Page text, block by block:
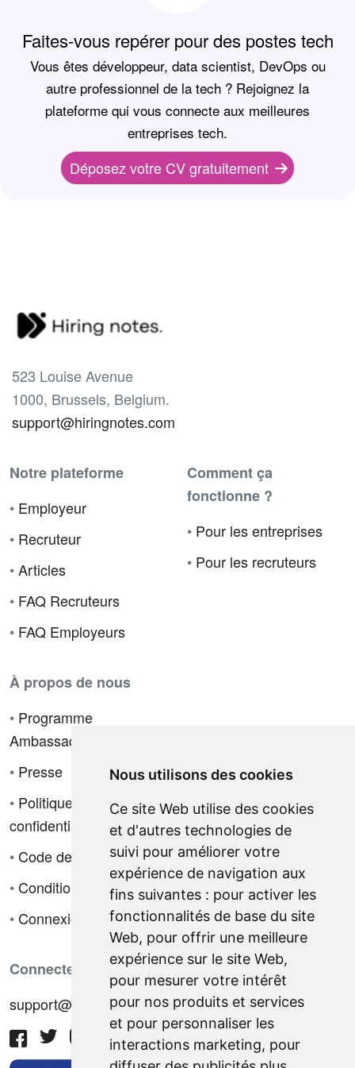
Nous utilisons des cookies
Ce site Web utilise des cookies
et d'autres technologies de
suivi pour améliorer votre
expérience de navigation aux
fins suivantes : pour activer les
fonctionnalités de base du site
Web, pour offrir une meilleure
expérience sur le site Web,
pour mesurer votre intérêt
pour nos produits et services
et pour personnaliser les
interactions marketing, pour
Faites-vous repérer pour des postes tech
Vous êtes développeur, data scientist, DevOps ou
autre professionnel de la tech ? Rejoignez la
plateforme qui vous connecte aux meilleures
entreprises tech.
Déposez votre CV gratuitement
523 Louise Avenue
1000, Brussels, Belgium.
support@hiringnotes.com
Notre plateforme
• Employeur
• Recruteur
•Articles
• FAQ Recruteurs
• FAQ Employeurs
Comment ça
fonctionne ?
• Pour les entreprises
• Pour les recruteurs
À propos de nous
• Programme
Ambassadeur
• Presse
• Politique de
confidentialité
• Code de déontologie
• Conditions de vente
• Connexion
Connectez-vous avec nous
support@hiringnotes.com